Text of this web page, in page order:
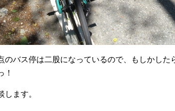
バス停は二股になっているので、もしかした
！
ます。